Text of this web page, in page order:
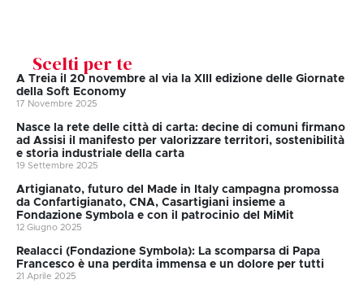
Scelti per te
A Treia il 20 novembre al via la XIII edizione delle Giornate
della Soft Economy
17 Novembre 2025
Nasce la rete delle città di carta: decine di comuni firmano
ad Assisi il manifesto per valorizzare territori, sostenibilità
e storia industriale della carta
19 Settembre 2025
Artigianato, futuro del Made in Italy campagna promossa
da Confartigianato, CNA, Casartigiani insieme a
Fondazione Symbola e con il patrocinio del MiMit
12 Giugno 2025
Realacci (Fondazione Symbola): La scomparsa di Papa
Francesco è una perdita immensa e un dolore per tutti
21 Aprile 2025